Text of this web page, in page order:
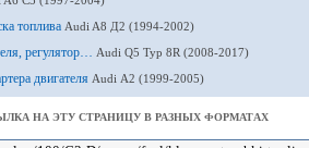
топлива Audi A8 Д2 (1994-2002)
регулятор… Audi Q5 Typ 8R (2008-2017)
двигателя Audi А2 (1999-2005)
НА ЭТУ СТРАНИЦУ В РАЗНЫХ ФОРМАТАХ